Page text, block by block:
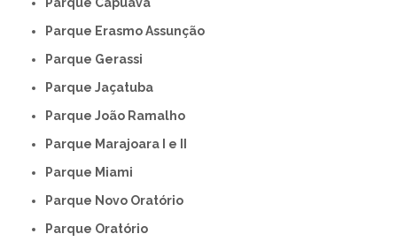
Parque Capuava
Parque Erasmo Assunção
Parque Gerassi
Parque Jaçatuba
Parque João Ramalho
Parque Marajoara I e II
Parque Miami
Parque Novo Oratório
Parque Oratório